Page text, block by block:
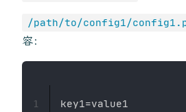
/path/to/config1/
容：
key1=value1
1